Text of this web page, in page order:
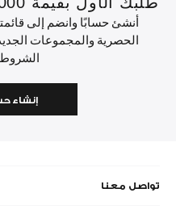
أنشئ حسابًا وانضم إلى
الحصرية والمجموعات
إنشاء
تواصل معنا